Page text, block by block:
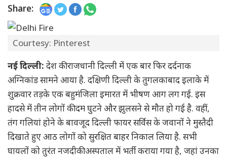
Share:
Courtesy: Pinterest
नई दिल्ली: देश की राजधानी दिल्ली में एक बार फिर दर्दनाक
अग्निकांड सामने आया है. दक्षिणी दिल्ली के तुगलकाबाद इलाके में
शुक्रवार तड़के एक बहुमंजिला इमारत में भीषण आग लग गई. इस
हादसे में तीन लोगों की दम घुटने और झुलसने से मौत हो गई है. वहीं,
तंग गलियां होने के बावजूद दिल्ली फायर सर्विस के जवानों ने मुस्तैदी
दिखाते हुए आठ लोगों को सुरक्षित बाहर निकाल लिया है. सभी
घायलों को तुरंत नजदीकी अस्पताल में भर्ती कराया गया है, जहां उनका